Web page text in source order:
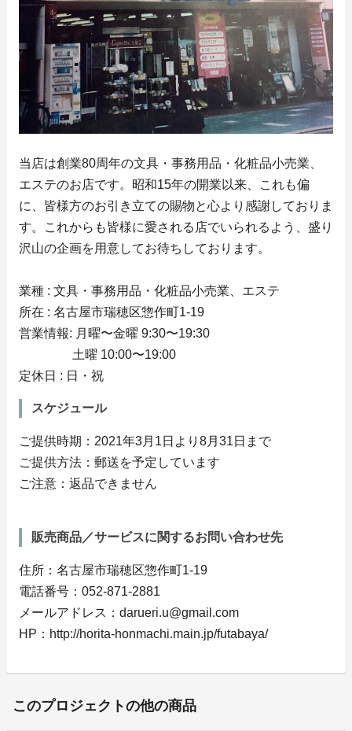
当店は創業80周年の文具・事務用品・化粧品小売業、
エステのお店です。昭和15年の開業以来、これも偏
に、皆様方のお引き立ての賜物と心より感謝しておりま
す。これからも皆様に愛される店でいられるよう、盛り
沢山の企画を用意してお待ちしております。
業種 : 文具・事務用品・化粧品小売業、エステ
所在 : 名古屋市瑞穂区惣作町1-19
営業情報: 月曜〜金曜 9:30〜19:30
土曜 10:00〜19:00
定休日 : 日・祝
スケジュール
ご提供時期：2021年3月1日より8月31日まで
ご提供方法：郵送を予定しています
ご注意：返品できません
販売商品／サービスに関するお問い合わせ先
住所：名古屋市瑞穂区惣作町1-19
電話番号：052-871-2881
メールアドレス：darueri.u@gmail.com
HP：http://horita-honmachi.main.jp/futabaya/
このプロジェクトの他の商品